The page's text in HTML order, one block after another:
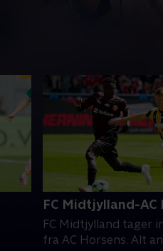
FC Midtjylland-AC
FC Midtjylland tager
fra AC Horsens. Alt